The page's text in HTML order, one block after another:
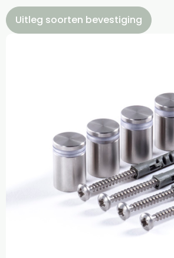
Uitleg soorten bevestiging